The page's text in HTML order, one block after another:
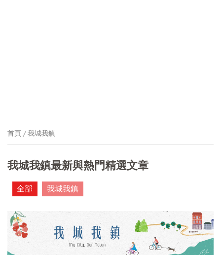
首頁 我城我鎮
我城我鎮最新與熱門精選文章
全部 我城我鎮